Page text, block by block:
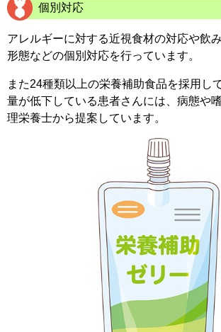
個別対応
アレルギーに対する近視食材の対応や飲
形態などの個別対応を行っています。
また24種類以上の栄養補助食品を採用し
量が低下している患者さんには、病態や
理栄養士から提案しています。